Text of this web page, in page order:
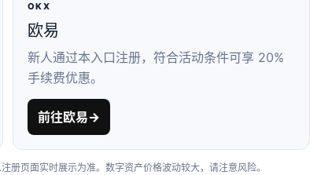
OKX
欧易
新人通过本入口注册，符合活动条件可享 20%
手续费优惠。
前往欧易→
页面实时展示为准。数字资产价格波动较大，请注意风险。